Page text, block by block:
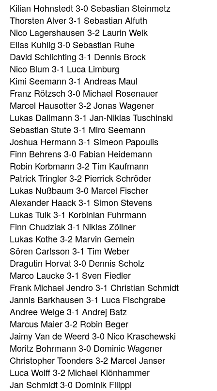
Kilian Hohnstedt 3-0 Sebastian Steinmetz
Thorsten Alver 3-1 Sebastian Alfuth
Nico Lagershausen 3-2 Laurin Welk
Elias Kuhlig 3-0 Sebastian Ruhe
David Schlichting 3-1 Dennis Brock
Nico Blum 3-1 Luca Limburg
Kimi Seemann 3-1 Andreas Maul
Franz Rötzsch 3-0 Michael Rosenauer
Marcel Hausotter 3-2 Jonas Wagener
Lukas Dallmann 3-1 Jan-Niklas Tuschinski
Sebastian Stute 3-1 Miro Seemann
Joshua Hermann 3-1 Simeon Papoulis
Finn Behrens 3-0 Fabian Heidemann
Robin Korbmann 3-2 Tim Kaufmann
Patrick Tringler 3-2 Pierrick Schröder
Lukas Nußbaum 3-0 Marcel Fischer
Alexander Haack 3-1 Simon Stevens
Lukas Tulk 3-1 Korbinian Fuhrmann
Finn Chudziak 3-1 Niklas Zöllner
Lukas Kothe 3-2 Marvin Gemein
Sören Carlsson 3-1 Tim Weber
Dragutin Horvat 3-0 Dennis Scholz
Marco Laucke 3-1 Sven Fiedler
Frank Michael Jendro 3-1 Christian Schmidt
Jannis Barkhausen 3-1 Luca Fischgrabe
Andree Welge 3-1 Andrej Batz
Marcus Maier 3-2 Robin Beger
Jaimy Van de Weerd 3-0 Nico Kraschewski
Moritz Bohrmann 3-0 Dominic Wagener
Christopher Toonders 3-2 Marcel Janser
Luca Wolff 3-2 Michael Klönhammer
Jan Schmidt 3-0 Dominik Filippi